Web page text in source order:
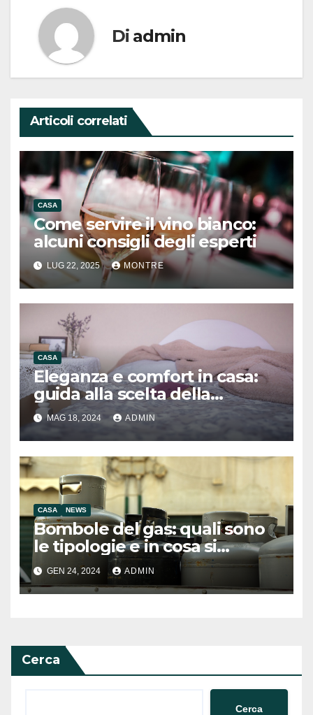
Di admin
Articoli correlati
CASA
Come servire il vino bianco:
alcuni consigli degli esperti
LUG 22, 2025 MONTRE
CASA
Eleganza e comfort in casa:
guida alla scelta della
migliore biancheria per la
casa
MAG 18, 2024 ADMIN
CASA NEWS
Bombole del gas: quali sono
le tipologie e in cosa si
differenziano
GEN 24, 2024 ADMIN
Cerca
Cerca